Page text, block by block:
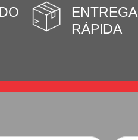
ENTREGA
RÁPIDA